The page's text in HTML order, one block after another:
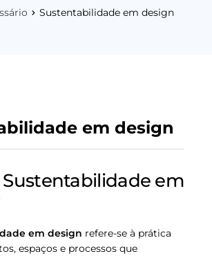
Sustentabilidade em design
em design
Sustentabilidade em
em design refere-se à prática
espaços e processos que